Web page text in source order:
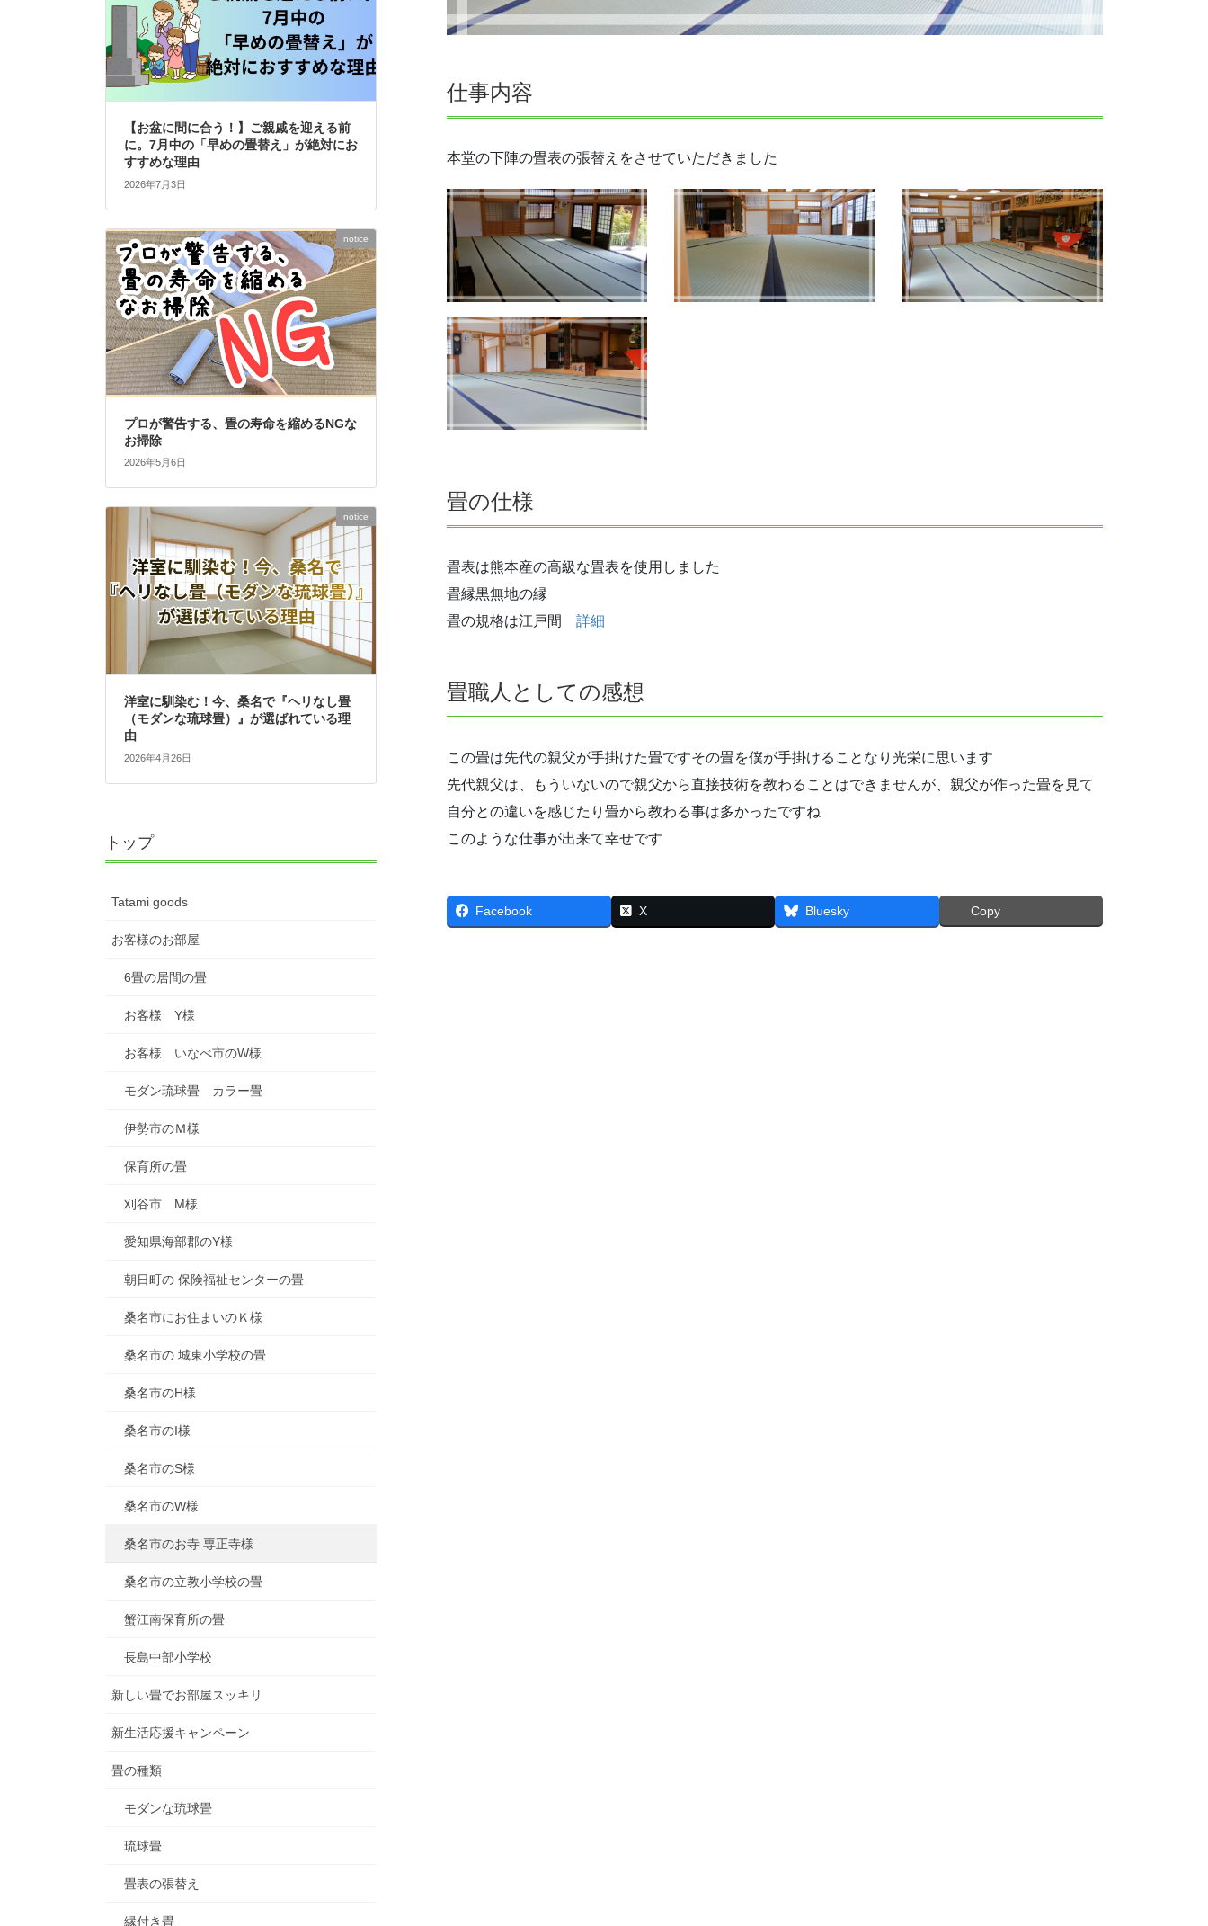
仕事内容
本堂の下陣の畳表の張替えをさせていただきました
畳の仕様
畳表は熊本産の高級な畳表を使用しました
畳縁黒無地の縁
畳の規格は江戸間 詳細
畳職人としての感想
この畳は先代の親父が手掛けた畳ですその畳を僕が手掛けることなり光栄に思います
先代親父は、もういないので親父から直接技術を教わることはできませんが、親父が作った畳を見て
自分との違いを感じたり畳から教わる事は多かったですね
このような仕事が出来て幸せです
Facebook X Bluesky Copy
【お盆に間に合う！】ご親戚を迎える前
に。7月中の「早めの畳替え」が絶対にお
すすめな理由
2026年7月3日
notice
プロが警告する、畳の寿命を縮めるNGな
お掃除
2026年5月6日
notice
洋室に馴染む！今、桑名で『ヘリなし畳
（モダンな琉球畳）』が選ばれている理
由
2026年4月26日
トップ
Tatami goods
お客様のお部屋
6畳の居間の畳
お客様 Y様
お客様 いなべ市のW様
モダン琉球畳 カラー畳
伊勢市のＭ様
保育所の畳
刈谷市 M様
愛知県海部郡のY様
朝日町の 保険福祉センターの畳
桑名市にお住まいのＫ様
桑名市の 城東小学校の畳
桑名市のH様
桑名市のI様
桑名市のS様
桑名市のW様
桑名市のお寺 専正寺様
桑名市の立教小学校の畳
蟹江南保育所の畳
長島中部小学校
新しい畳でお部屋スッキリ
新生活応援キャンペーン
畳の種類
モダンな琉球畳
琉球畳
畳表の張替え
縁付き畳